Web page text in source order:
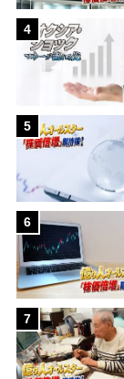
4
5
6
7